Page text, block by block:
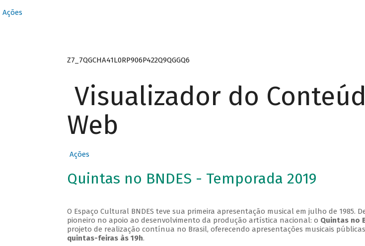
Ações
Z7_7QGCHA41L0RP906P422Q9QGGQ6
Visualizador do
Web
Ações
Quintas no BNDES - Temporada 2019
O Espaço Cultural BNDES teve sua primeira apresentação musical em julho de 1985.
pioneiro no apoio ao desenvolvimento da produção artística nacional: o Quintas no
projeto de realização contínua no Brasil, oferecendo apresentações musicais
quintas-feiras às 19h.